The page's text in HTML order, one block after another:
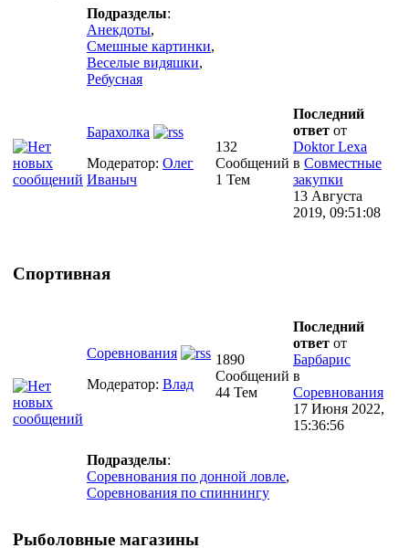
Подразделы:
Анекдоты,
Смешные картинки,
Веселые видяшки,
Ребусная
Барахолка
Модератор: Олег
Иваныч
132
Сообщений
1 Тем
Последний
ответ от
Doktor Lexa
в Совместные
закупки
13 Августа
2019, 09:51:08
Спортивная
Соревнования
Модератор: Влад
1890
Сообщений
44 Тем
Последний
ответ от
Барбарис
в
Соревнования
17 Июня 2022,
15:36:56
Подразделы:
Соревнования по донной ловле,
Соревнования по спиннингу
Рыболовные магазины